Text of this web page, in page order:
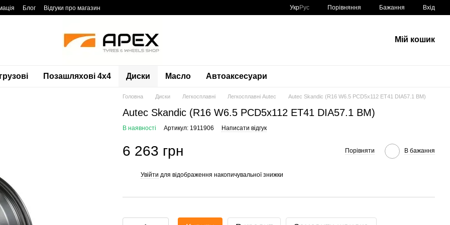
Блог Відгуки про магазин УкрРус Порівняння Бажання Вхід
Мій кошик
Позашляхові 4х4 Диски Масло Автоаксесуари
Головна Диски Легкосплавні Легкосплавні Autec Autec Skandic (R16 W6.5 PCD5x112 ET41 DIA57.1 BM)
Autec Skandic (R16 W6.5 PCD5x112 ET41 DIA57.1 BM)
В наявності Артикул: 1911906 Написати відгук
6 263 грн Порівняти В бажання
Увійти для відображення накопичувальної знижки